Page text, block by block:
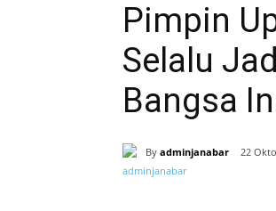
Pimpin
Selalu
Bangsa
By adminjanabar 22